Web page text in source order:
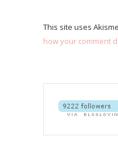
This site uses
how your comment